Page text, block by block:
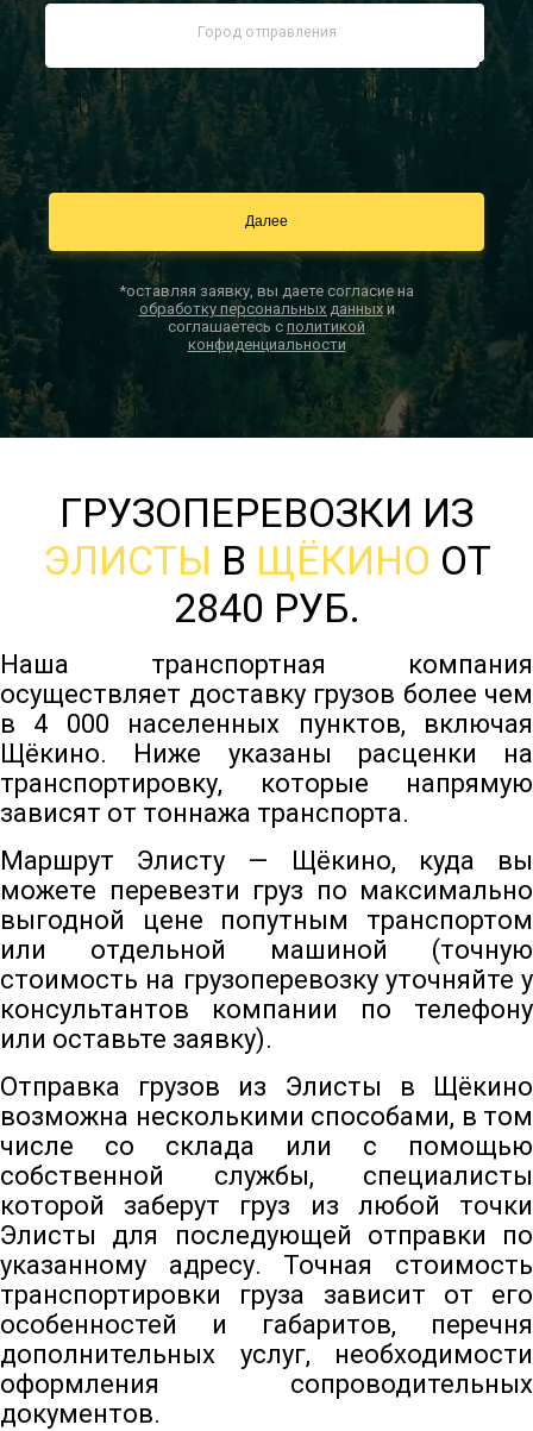
Контакты
*оставляя заявку, вы даете согласие на
обработку персональных данныхи
соглашаетесь с политикой
конфиденциальности
ГРУЗОПЕРЕВОЗКИ ИЗ
ЭЛИСТЫ В ЩЁКИНО ОТ
2840 РУБ.
Наша транспортная компания
осуществляет доставку грузов более чем
в 4 000 населенных пунктов, включая
Щёкино. Ниже указаны расценки на
транспортировку, которые напрямую
зависят от тоннажа транспорта.
Маршрут Элисту — Щёкино, куда вы
можете перевезти груз по максимально
выгодной цене попутным транспортом
или отдельной машиной (точную
стоимость на грузоперевозку уточняйте у
консультантов компании по телефону
или оставьте заявку).
Отправка грузов из Элисты в Щёкино
возможна несколькими способами, в том
числе со склада или с помощью
собственной службы, специалисты
которой заберут груз из любой точки
Элисты для последующей отправки по
указанному адресу. Точная стоимость
транспортировки груза зависит от его
особенностей и габаритов, перечня
дополнительных услуг, необходимости
оформления сопроводительных
документов.